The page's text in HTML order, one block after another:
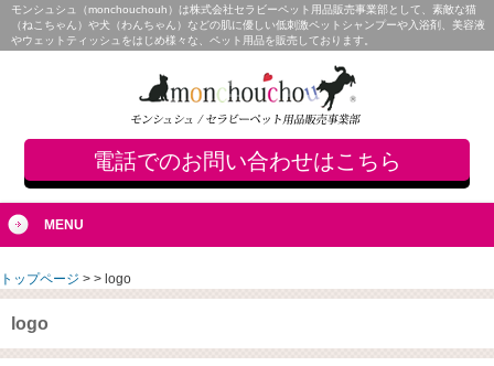
モンシュシュ（monchouchouh）は株式会社セラビーペット用品販売事業部として、素敵な猫
（ねこちゃん）や犬（わんちゃん）などの肌に優しい低刺激ペットシャンプーや入浴剤、美容液
やウェットティッシュをはじめ様々な、ペット用品を販売しております。
電話でのお問い合わせはこちら
MENU
トップページ > > logo
logo